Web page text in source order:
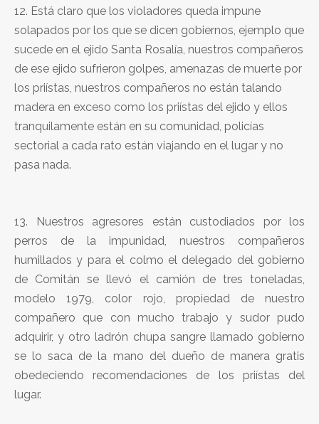
12. Está claro que los violadores queda impune
solapados por los que se dicen gobiernos, ejemplo que
sucede en el ejido Santa Rosalía, nuestros compañeros
de ese ejido sufrieron golpes, amenazas de muerte por
los priístas, nuestros compañeros no están talando
madera en exceso como los priístas del ejido y ellos
tranquilamente están en su comunidad, policías
sectorial a cada rato están viajando en el lugar y no
pasa nada.
13. Nuestros agresores están custodiados por los
perros de la impunidad, nuestros compañeros
humillados y para el colmo el delegado del gobierno
de Comitán se llevó el camión de tres toneladas,
modelo 1979, color rojo, propiedad de nuestro
compañero que con mucho trabajo y sudor pudo
adquirir, y otro ladrón chupa sangre llamado gobierno
se lo saca de la mano del dueño de manera gratis
obedeciendo recomendaciones de los priístas del
lugar.